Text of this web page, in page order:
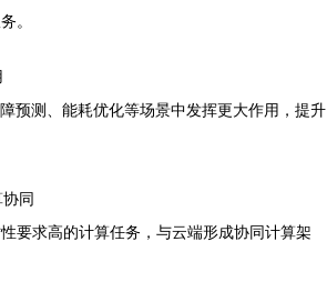
。
预测、能耗优化等场景中发挥更大作用，提升
同
要求高的计算任务，与云端形成协同计算架